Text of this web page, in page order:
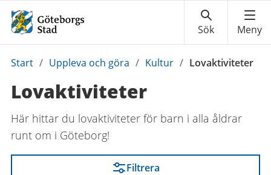
Du
här:
Start / Uppleva och göra / Kultur / Lovaktiviteter
Lovaktiviteter
Här hittar du lovaktiviteter för barn i alla åldrar
runt om i Göteborg!
Filtrera